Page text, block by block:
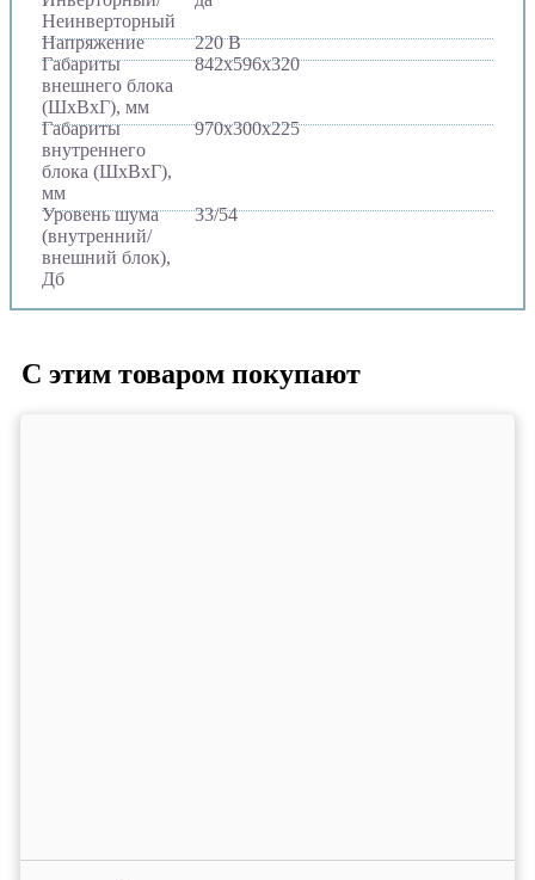
Неинверторный
Напряжение
220 В
Габариты
внешнего блока
(ШхВхГ), мм
842х596х320
Габариты
внутреннего
блока (ШхВхГ),
мм
970х300х225
Уровень шума
(внутренний/
внешний блок),
Дб
33/54
С этим товаром покупают